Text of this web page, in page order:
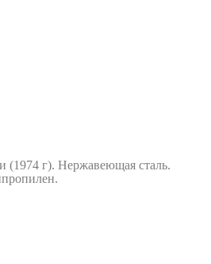
(1974 г). Нержавеющая сталь.